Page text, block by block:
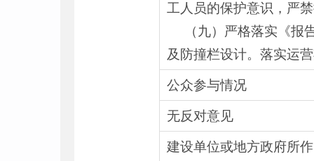
工人员的保护意识，严
（九）严格落实《报
及防撞栏设计。落实运
公众参与情况
无反对意见
建设单位或地方政府所